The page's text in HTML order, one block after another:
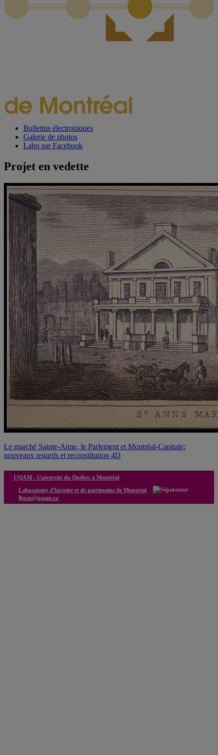
Bulletins électroniques
Galerie de photos
Labo sur Facebook
Projet en vedette
Le marché Sainte-Anne, le Parlement et Montréal-Capitale:
nouveaux regards et reconstitution 4D
UQAM - Université du Québec à Montréal
Laboratoire d'histoire et de patrimoine de Montréal
lhpm@uqam.ca